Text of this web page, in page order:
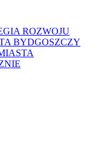
ROZWOJU
BYDGOSZCZY